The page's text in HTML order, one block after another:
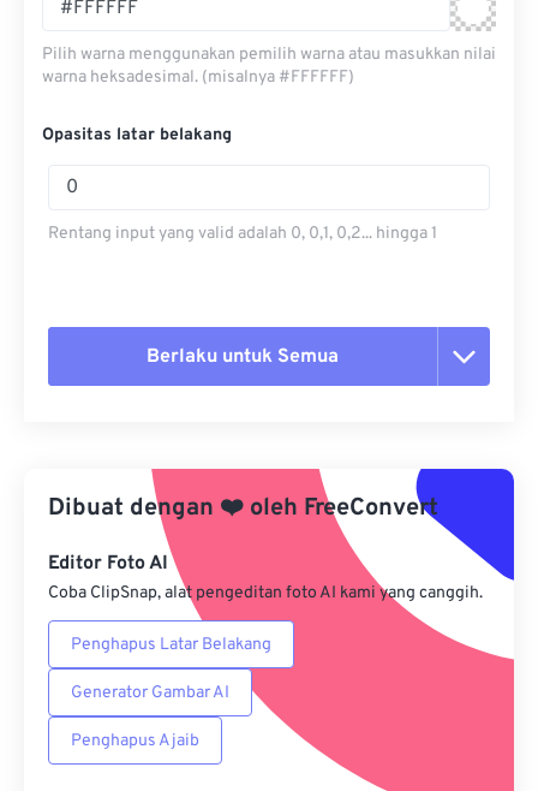
Pilih warna menggunakan pemilih warna atau masukkan nilai
warna heksadesimal. (misalnya #FFFFFF)
Opasitas latar belakang
Rentang input yang valid adalah 0, 0,1, 0,2... hingga 1
Berlaku untuk Semua
Terapkan dari Preset
Simpan sebagai Preset
Dibuat dengan ❤️ oleh FreeConvert
Editor Foto AI
Coba ClipSnap, alat pengeditan foto AI kami yang canggih.
Penghapus Latar Belakang
Generator Gambar AI
Penghapus Ajaib